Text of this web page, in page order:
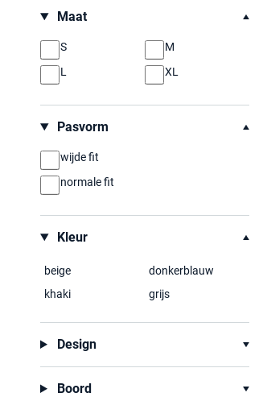
Maat
S
M
L
XL
Pasvorm
wijde fit
normale fit
Kleur
beige
donkerblauw
khaki
grijs
Design
Boord